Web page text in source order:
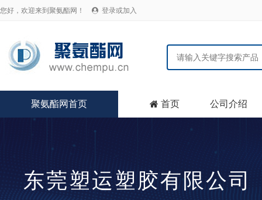
您好，欢迎来到聚氨酯网！  登录或加入
聚氨酯网首页  首页 公司介绍
东莞塑运塑胶有限公司